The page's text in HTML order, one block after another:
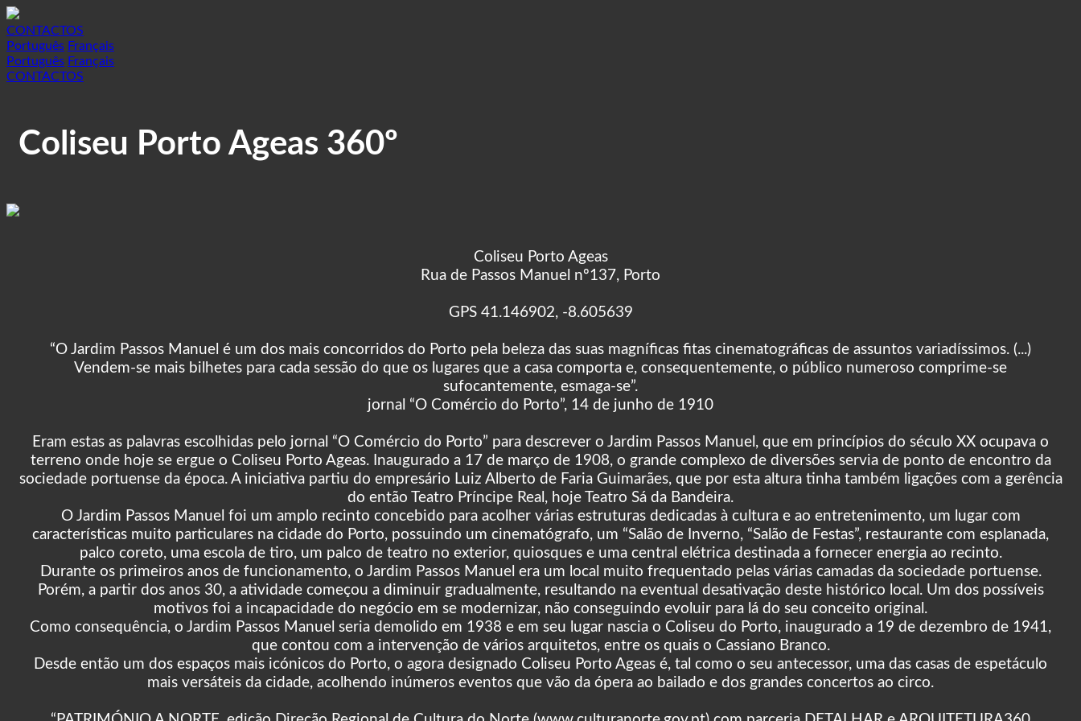
CONTACTOS
Português Français
Português Français
CONTACTOS
Coliseu Porto Ageas 360º
Coliseu Porto Ageas
Rua de Passos Manuel nº137, Porto
GPS 41.146902, -8.605639
“O Jardim Passos Manuel é um dos mais concorridos do Porto pela beleza das suas magníficas fitas cinematográficas de assuntos variadíssimos. (...)
Vendem-se mais bilhetes para cada sessão do que os lugares que a casa comporta e, consequentemente, o público numeroso comprime-se
sufocantemente, esmaga-se”.
jornal “O Comércio do Porto”, 14 de junho de 1910
Eram estas as palavras escolhidas pelo jornal “O Comércio do Porto” para descrever o Jardim Passos Manuel, que em princípios do século XX ocupava o
terreno onde hoje se ergue o Coliseu Porto Ageas. Inaugurado a 17 de março de 1908, o grande complexo de diversões servia de ponto de encontro da
sociedade portuense da época. A iniciativa partiu do empresário Luiz Alberto de Faria Guimarães, que por esta altura tinha também ligações com a gerência
do então Teatro Príncipe Real, hoje Teatro Sá da Bandeira.
O Jardim Passos Manuel foi um amplo recinto concebido para acolher várias estruturas dedicadas à cultura e ao entretenimento, um lugar com
características muito particulares na cidade do Porto, possuindo um cinematógrafo, um “Salão de Inverno, “Salão de Festas”, restaurante com esplanada,
palco coreto, uma escola de tiro, um palco de teatro no exterior, quiosques e uma central elétrica destinada a fornecer energia ao recinto.
Durante os primeiros anos de funcionamento, o Jardim Passos Manuel era um local muito frequentado pelas várias camadas da sociedade portuense.
Porém, a partir dos anos 30, a atividade começou a diminuir gradualmente, resultando na eventual desativação deste histórico local. Um dos possíveis
motivos foi a incapacidade do negócio em se modernizar, não conseguindo evoluir para lá do seu conceito original.
Como consequência, o Jardim Passos Manuel seria demolido em 1938 e em seu lugar nascia o Coliseu do Porto, inaugurado a 19 de dezembro de 1941,
que contou com a intervenção de vários arquitetos, entre os quais o Cassiano Branco.
Desde então um dos espaços mais icónicos do Porto, o agora designado Coliseu Porto Ageas é, tal como o seu antecessor, uma das casas de espetáculo
mais versáteis da cidade, acolhendo inúmeros eventos que vão da ópera ao bailado e dos grandes concertos ao circo.